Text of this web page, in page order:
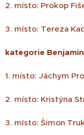
2. místo: Prokop
3. místo: Tereza
kategorie
1. místo: Jáchym
2. místo: Kristýna
3. místo: Šimon